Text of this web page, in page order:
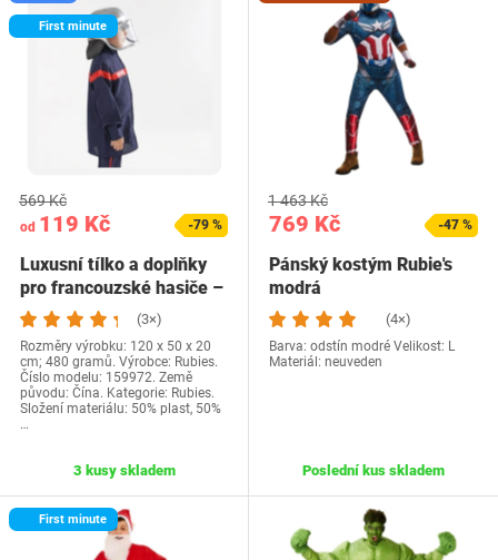
First minute
od 119 Kč
569 Kč
-79 %
Luxusní tílko a doplňky
pro francouzské hasiče –
5-8 let
(3×)
Rozměry výrobku: 120 x 50 x 20
cm; 480 gramů. Výrobce: Rubies.
Číslo modelu: 159972. Země
původu: Čína. Kategorie: Rubies.
Složení materiálu: 50% plast, 50%
…
3 kusy skladem
769 Kč
1 463 Kč
-47 %
Pánský kostým Rubie's
modrá
(4×)
Barva: odstín modré Velikost: L
Materiál: neuveden
Poslední kus skladem
First minute